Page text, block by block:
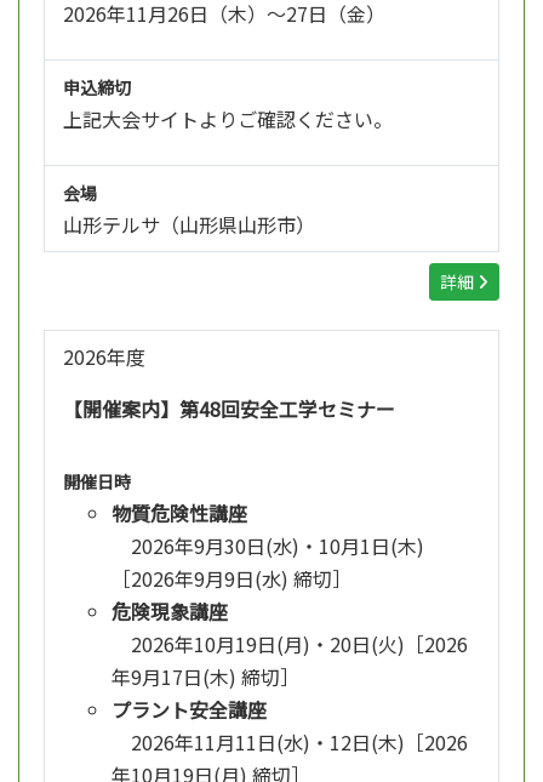
2026年11月26日（木）～27日（金）
申込締切
上記大会サイトよりご確認ください。
会場
山形テルサ（山形県山形市）
詳細
2026年度
【開催案内】第48回安全工学セミナー
開催日時
物質危険性講座
2026年9月30日(水)・10月1日(木)
［2026年9月9日(水) 締切］
危険現象講座
2026年10月19日(月)・20日(火)［2026
年9月17日(木) 締切］
プラント安全講座
2026年11月11日(水)・12日(木)［2026
年10月19日(月) 締切］